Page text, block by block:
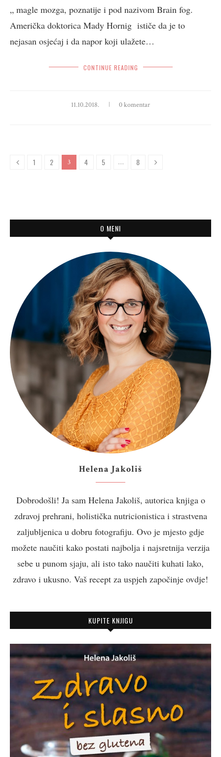
„ magle mozga, poznatije i pod nazivom Brain fog.
Američka doktorica Mady Hornig ističe da je to
nejasan osjećaj i da napor koji ulažete…
CONTINUE READING
11.10.2018. 0 komentar
1 2 3 4 5 … 8
O MENI
Helena Jakoliš
Dobrodošli! Ja sam Helena Jakoliš, autorica knjiga o
zdravoj prehrani, holistička nutricionistica i strastvena
zaljubljenica u dobru fotografiju. Ovo je mjesto gdje
možete naučiti kako postati najbolja i najsretnija verzija
sebe u punom sjaju, ali isto tako naučiti kuhati lako,
zdravo i ukusno. Vaš recept za uspjeh započinje ovdje!
KUPITE KNJIGU